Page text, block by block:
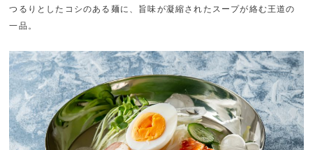
つるりとしたコシのある麺に、旨味が凝縮されたスープが絡む王道の
一品。